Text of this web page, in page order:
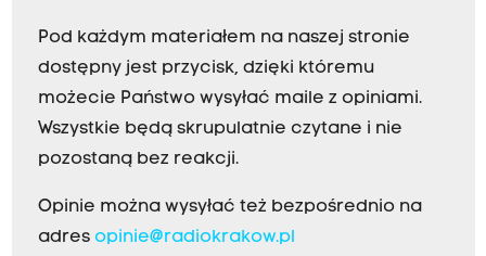
Pod każdym materiałem na naszej stronie
dostępny jest przycisk, dzięki któremu
możecie Państwo wysyłać maile z opiniami.
Wszystkie będą skrupulatnie czytane i nie
pozostaną bez reakcji.
Opinie można wysyłać też bezpośrednio na
adres opinie@radiokrakow.pl